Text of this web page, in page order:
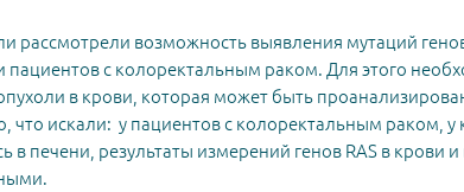
рассмотрели возможность выявления мутаций
пациентов с колоректальным раком. Для этого
в крови, которая может быть
что искали: у пациентов с колоректальным раком, у
в печени, результаты измерений генов RAS в крови